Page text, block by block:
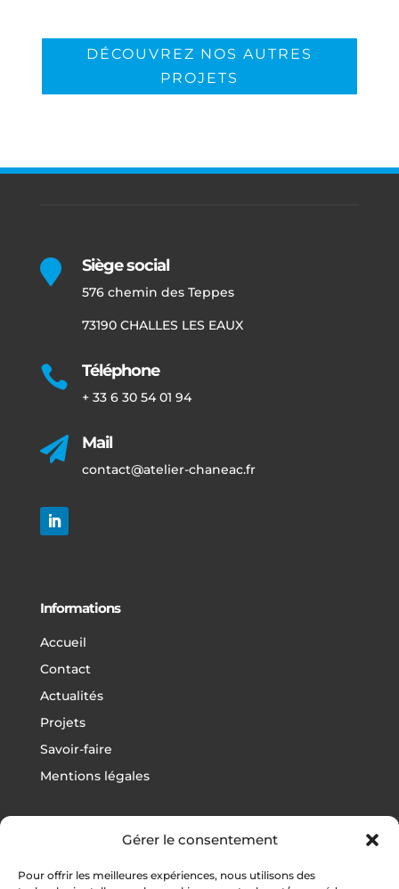
Gérer le consentement
Pour offrir les meilleures expériences, nous utilisons des
DÉCOUVREZ NOS AUTRES
PROJETS
 Siège social
576 chemin des Teppes
73190 CHALLES LES EAUX
 Téléphone
+ 33 6 30 54 01 94
 Mail
contact@atelier-chaneac.fr
Informations
Accueil
Contact
Actualités
Projets
Savoir-faire
Mentions légales
Football